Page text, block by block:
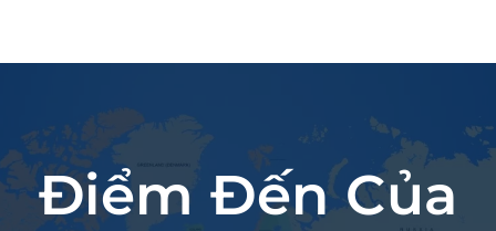
Điểm Đến Của